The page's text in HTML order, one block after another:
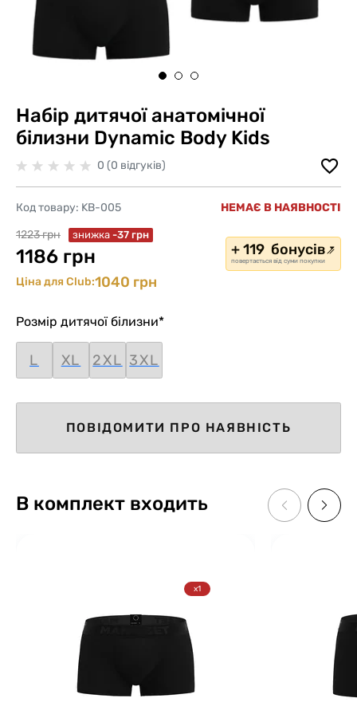
Набір дитячої анатомічної
білизни Dynamic Body Kids
0 (0 відгуків)
Код товару: KB-005
НЕМАЄ В НАЯВНОСТІ
1223 грн
знижка -37 грн
1186 грн + 119 бонусів
повертається від суми покупки
Ціна для Club:1040 грн
Розмір дитячої білизни*
L XL 2XL 3XL
ПОВІДОМИТИ ПРО НАЯВНІСТЬ
В комплект входить
x1